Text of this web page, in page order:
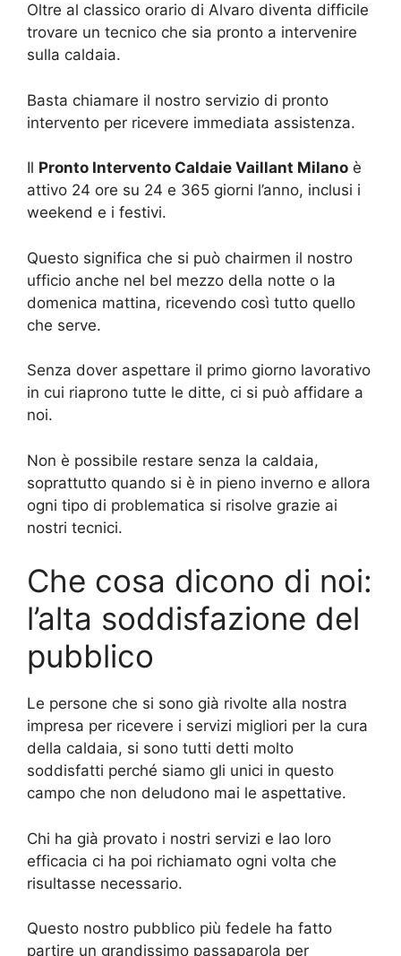
Oltre al classico orario di Alvaro diventa difficile
trovare un tecnico che sia pronto a intervenire
sulla caldaia.
Basta chiamare il nostro servizio di pronto
intervento per ricevere immediata assistenza.
Il Pronto Intervento Caldaie Vaillant Milano è
attivo 24 ore su 24 e 365 giorni l’anno, inclusi i
weekend e i festivi.
Questo significa che si può chairmen il nostro
ufficio anche nel bel mezzo della notte o la
domenica mattina, ricevendo così tutto quello
che serve.
Senza dover aspettare il primo giorno lavorativo
in cui riaprono tutte le ditte, ci si può affidare a
noi.
Non è possibile restare senza la caldaia,
soprattutto quando si è in pieno inverno e allora
ogni tipo di problematica si risolve grazie ai
nostri tecnici.
Che cosa dicono di noi:
l’alta soddisfazione del
pubblico
Le persone che si sono già rivolte alla nostra
impresa per ricevere i servizi migliori per la cura
della caldaia, si sono tutti detti molto
soddisfatti perché siamo gli unici in questo
campo che non deludono mai le aspettative.
Chi ha già provato i nostri servizi e lao loro
efficacia ci ha poi richiamato ogni volta che
risultasse necessario.
Questo nostro pubblico più fedele ha fatto
partire un grandissimo passaparola per